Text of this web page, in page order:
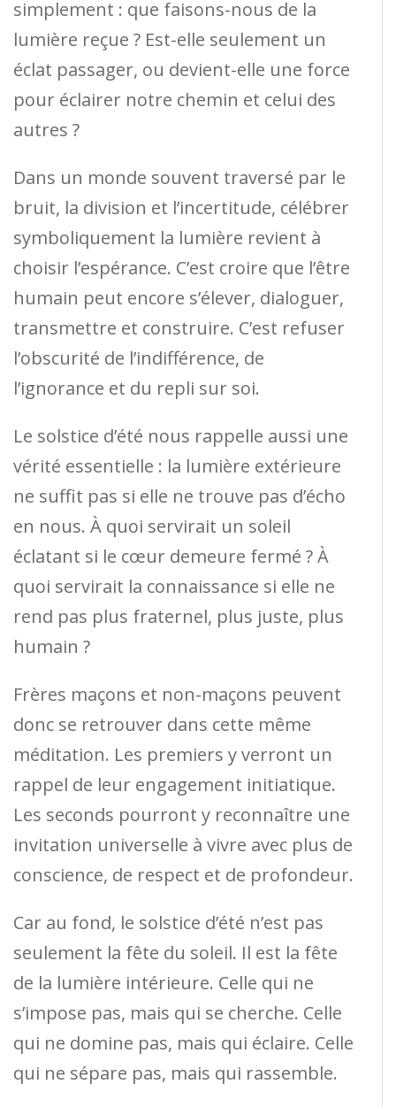
simplement : que faisons-nous de la
lumière reçue ? Est-elle seulement un
éclat passager, ou devient-elle une force
pour éclairer notre chemin et celui des
autres ?
Dans un monde souvent traversé par le
bruit, la division et l’incertitude, célébrer
symboliquement la lumière revient à
choisir l’espérance. C’est croire que l’être
humain peut encore s’élever, dialoguer,
transmettre et construire. C’est refuser
l’obscurité de l’indifférence, de
l’ignorance et du repli sur soi.
Le solstice d’été nous rappelle aussi une
vérité essentielle : la lumière extérieure
ne suffit pas si elle ne trouve pas d’écho
en nous. À quoi servirait un soleil
éclatant si le cœur demeure fermé ? À
quoi servirait la connaissance si elle ne
rend pas plus fraternel, plus juste, plus
humain ?
Frères maçons et non-maçons peuvent
donc se retrouver dans cette même
méditation. Les premiers y verront un
rappel de leur engagement initiatique.
Les seconds pourront y reconnaître une
invitation universelle à vivre avec plus de
conscience, de respect et de profondeur.
Car au fond, le solstice d’été n’est pas
seulement la fête du soleil. Il est la fête
de la lumière intérieure. Celle qui ne
s’impose pas, mais qui se cherche. Celle
qui ne domine pas, mais qui éclaire. Celle
qui ne sépare pas, mais qui rassemble.